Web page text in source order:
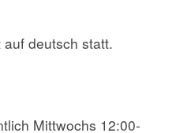
deutsch statt.
Mittwochs 12:00-